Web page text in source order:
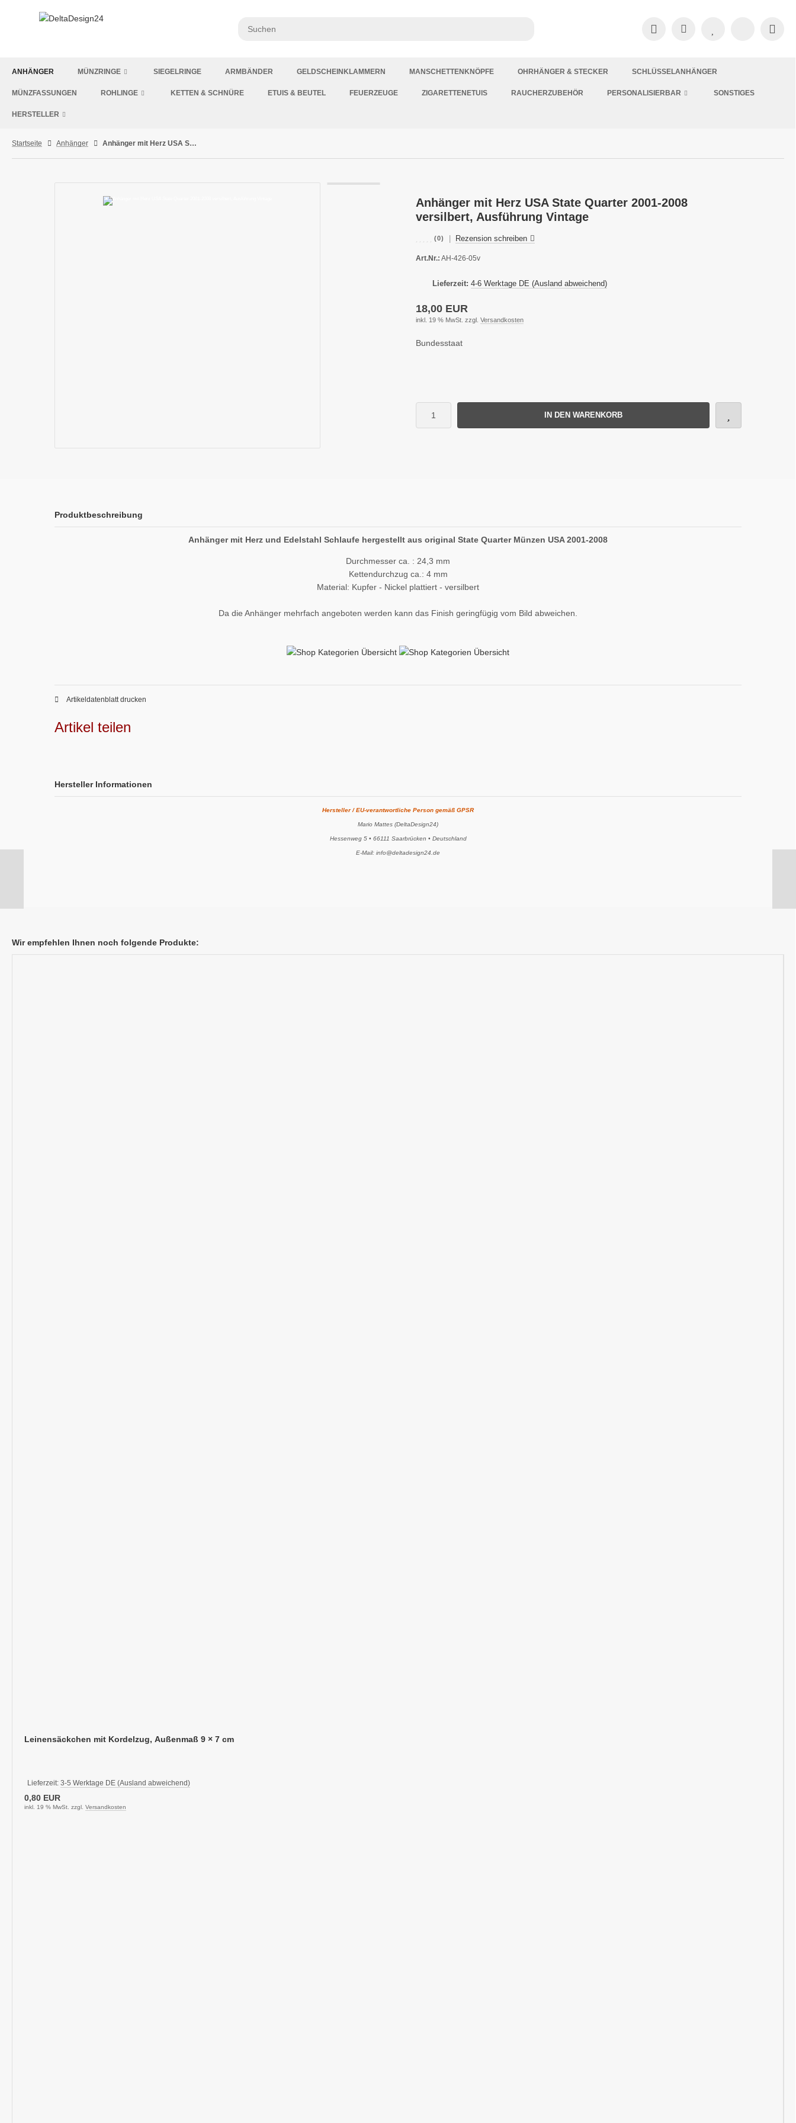
ANHÄNGER MÜNZRINGE SIEGELRINGE ARMBÄNDER GELDSCHEINKLAMMERN MANSCHETTENKNÖPFE OHRHÄNGER & STECKER SCHLÜSSELANHÄNGER
MÜNZFASSUNGEN ROHLINGE KETTEN & SCHNÜRE ETUIS & BEUTEL FEUERZEUGE ZIGARETTENETUIS RAUCHERZUBEHÖR PERSONALISIERBAR SONSTIGES
HERSTELLER
Startseite Anhänger Anhänger mit Herz USA State Quarter 2001-2008 versilbert, Ausführung Vintage
Anhänger mit Herz USA State Quarter 2001-2008
versilbert, Ausführung Vintage
(0) Rezension schreiben
Art.Nr.: AH-426-05v
Lieferzeit: 4-6 Werktage DE (Ausland abweichend)
18,00 EUR
inkl. 19 % MwSt. zzgl. Versandkosten
Bundesstaat
IN DEN WARENKORB
Produktbeschreibung
Anhänger mit Herz und Edelstahl Schlaufe hergestellt aus original State Quarter Münzen USA 2001-2008
Durchmesser ca. : 24,3 mm
Kettendurchzug ca.: 4 mm
Material: Kupfer - Nickel plattiert - versilbert
Da die Anhänger mehrfach angeboten werden kann das Finish geringfügig vom Bild abweichen.
Artikeldatenblatt drucken
Artikel teilen
Hersteller Informationen
Hersteller / EU-verantwortliche Person gemäß GPSR
Mario Mattes (DeltaDesign24)
Hessenweg 5 • 66111 Saarbrücken • Deutschland
E-Mail: info@deltadesign24.de
Wir empfehlen Ihnen noch folgende Produkte:
Leinensäckchen mit Kordelzug, Außenmaß 9 × 7 cm
Lieferzeit: 3-5 Werktage DE (Ausland abweichend)
0,80 EUR
inkl. 19 % MwSt. zzgl. Versandkosten